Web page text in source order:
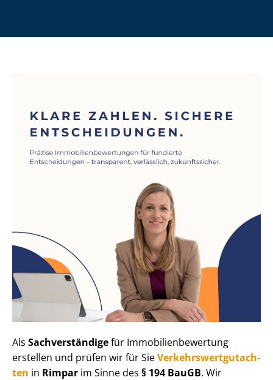
Als Sachverständigefür Im­mo­bi­li­en­be­wer­tung
erstellen und prüfen wir für SieVer­kehrs­wert­gut­ach­
ten in Rimpar im Sinne des § 194 BauGB. Wir